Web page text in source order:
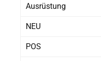
Ausrüstung
NEU
POS